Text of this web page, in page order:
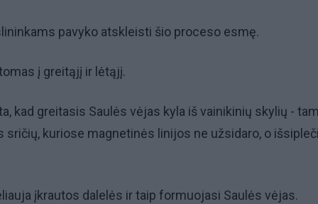
pavyko atskleisti šio proceso esmę.
į greitąjį ir lėtąjį.
kad greitasis Saulės vėjas kyla iš vainikinių skylių -
sričių, kuriose magnetinės linijos ne užsidaro, o
įkrautos dalelės ir taip formuojasi Saulės vėjas.